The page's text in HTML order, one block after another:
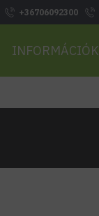
+36706092300
INFORMÁCIÓK